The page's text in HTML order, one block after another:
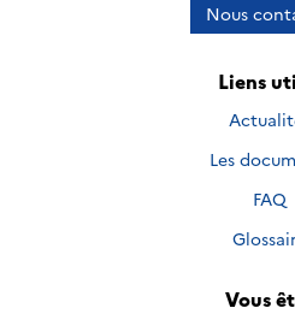
Nous
Liens
Les
FAQ
Vous